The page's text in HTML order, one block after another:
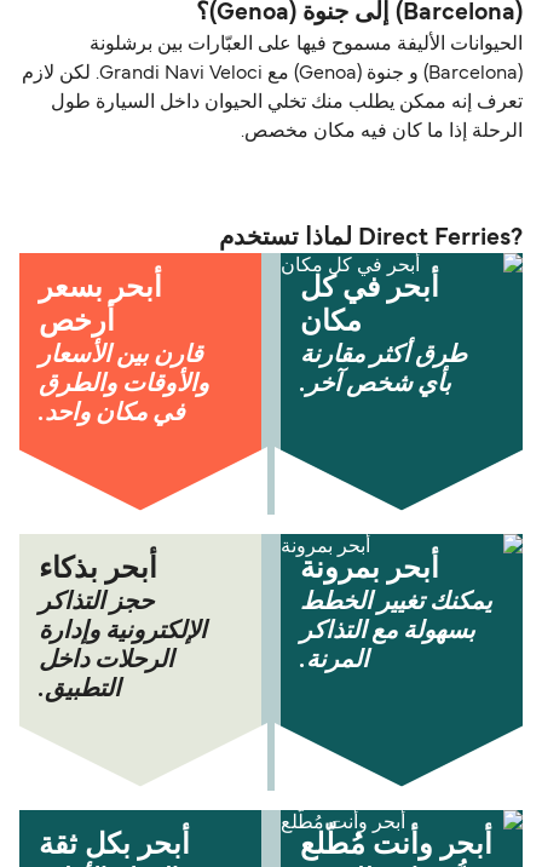
(Barcelona) إلى جنوة (Genoa)؟
الحيوانات الأليفة مسموح فيها على العبّارات بين برشلونة
(Barcelona) و جنوة (Genoa) مع Grandi Navi Veloci. لكن لازم
تعرف إنه ممكن يطلب منك تخلي الحيوان داخل السيارة طول
الرحلة إذا ما كان فيه مكان مخصص.
?Direct Ferries لماذا تستخدم
أبحر في كل
مكان
طرق أكثر مقارنة
بأي شخص آخر.
أبحر بسعر
أرخص
قارن بين الأسعار
والأوقات والطرق
في مكان واحد.
أبحر بمرونة
يمكنك تغيير الخطط
بسهولة مع التذاكر
المرنة.
أبحر بذكاء
حجز التذاكر
الإلكترونية وإدارة
الرحلات داخل
التطبيق.
أبحر وأنت مُطّلع أبحر بكل ثقة